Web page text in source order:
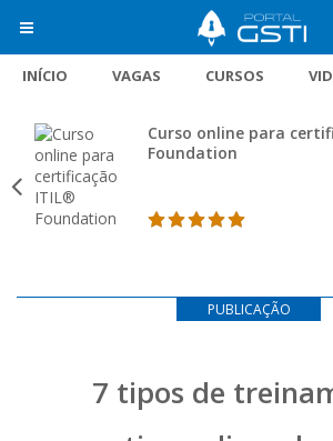
INÍCIO VAGAS CURSOS
Curso online para
Foundation
PUBLICAÇÃO
7 tipos de